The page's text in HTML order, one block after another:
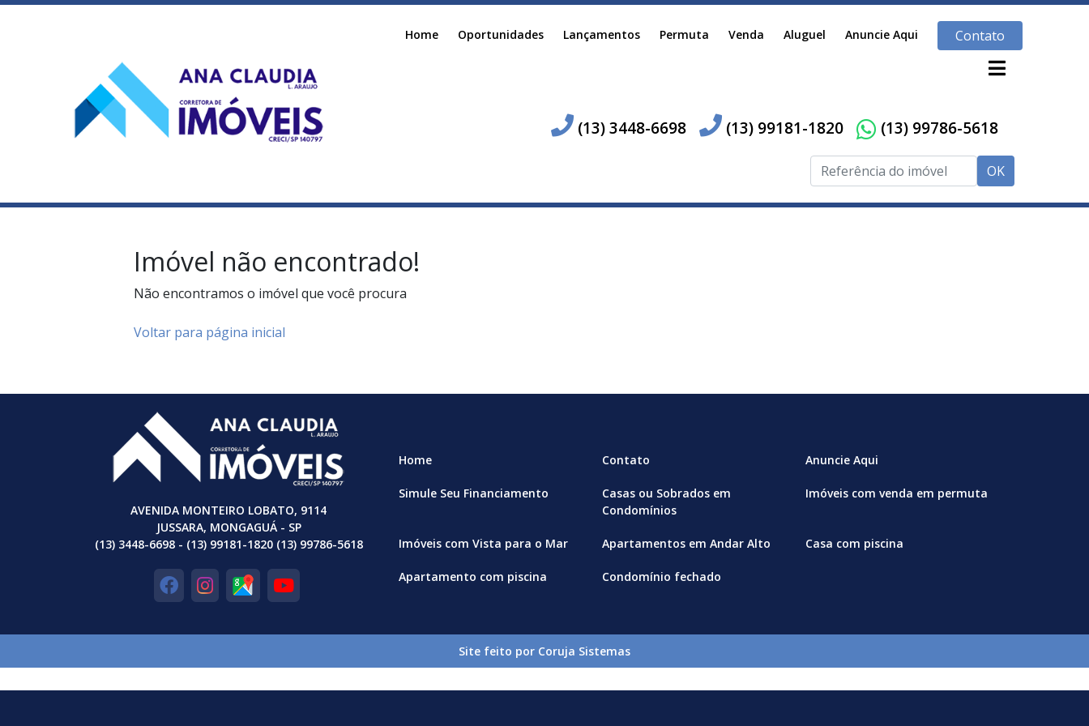
Home Oportunidades Lançamentos Permuta Venda Aluguel Anuncie Aqui Contato
(13) 3448-6698 (13) 99181-1820 (13) 99786-5618
OK
Imóvel não encontrado!
Não encontramos o imóvel que você procura
Voltar para página inicial
AVENIDA MONTEIRO LOBATO, 9114
JUSSARA, MONGAGUÁ - SP
(13) 3448-6698 - (13) 99181-1820 (13) 99786-5618
Home Contato Anuncie Aqui
Simule Seu Financiamento
Casas ou Sobrados em
Condomínios
Imóveis com venda em permuta
Imóveis com Vista para o Mar Apartamentos em Andar Alto Casa com piscina
Apartamento com piscina Condomínio fechado
Site feito por Coruja Sistemas